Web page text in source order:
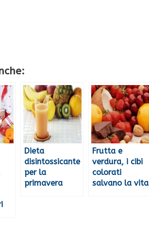
Dieta
disintossicante
per la
primavera
Frutta e
verdura, i cibi
colorati
salvano la vita